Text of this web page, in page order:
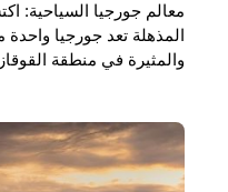
معالم جورجيا السياحية:
المذهلة تعد جورجيا واحدة
والمثيرة في منطقة